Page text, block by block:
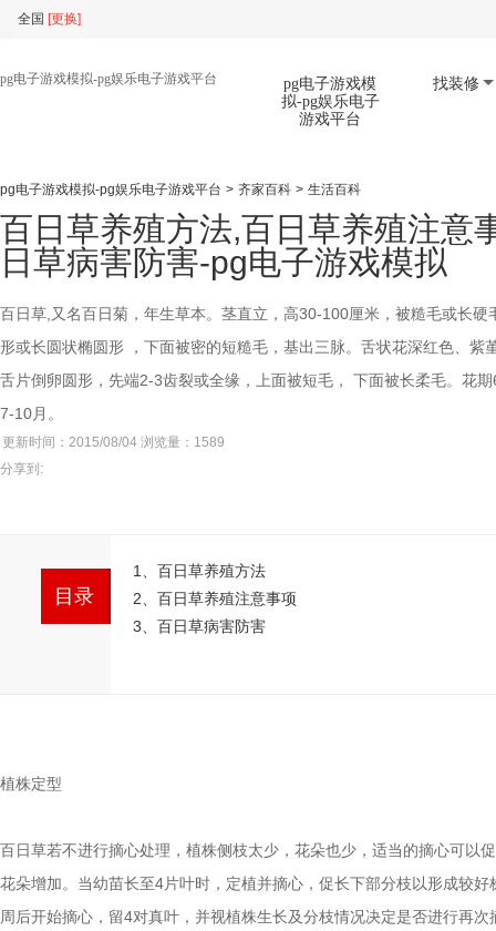
全国 [更换]
pg电子游戏模拟-pg娱乐电子游戏平台
pg电子游戏模
拟-pg娱乐电子
游戏平台
找装修
pg电子游戏模拟-pg娱乐电子游戏平台 > 齐家百科 > 生活百科
百日草养殖方法,百日草养殖注意
日草病害防害-pg电子游戏模拟
百日草,又名百日菊，年生草本。茎直立，高30-100厘米，被糙毛或长硬
形或长圆状椭圆形 ，下面被密的短糙毛，基出三脉。舌状花深红色、紫
舌片倒卵圆形，先端2-3齿裂或全缘，上面被短毛， 下面被长柔毛。花
7-10月。
更新时间：2015/08/04 浏览量：1589
分享到:
目录
1、百日草养殖方法
2、百日草养殖注意事项
3、百日草病害防害
植株定型
百日草若不进行摘心处理，植株侧枝太少，花朵也少，适当的摘心可以
花朵增加。当幼苗长至4片叶时，定植并摘心，促长下部分枝以形成较好
周后开始摘心，留4对真叶，并视植株生长及分枝情况决定是否进行再次